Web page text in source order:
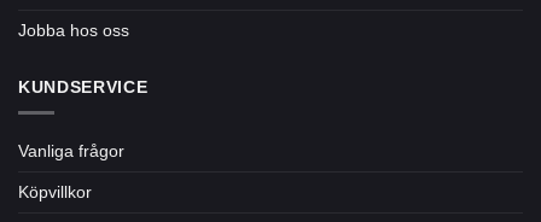
Jobba hos oss
KUNDSERVICE
Vanliga frågor
Köpvillkor